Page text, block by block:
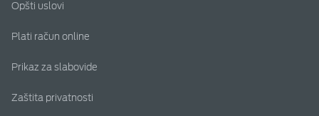
Opšti uslovi
Plati račun online
Prikaz za slabovide
Zaštita privatnosti